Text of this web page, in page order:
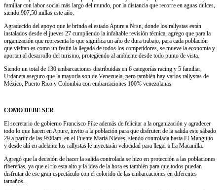
familiar con labor social más largo del mundo, por la distancia que recorre en aguas dulces,
siendo 907,50 millas este año.
Agradecido del apoyo que le brinda el estado Apure a Nrsn, donde los rallystas están
instalados desde el jueves 27 cumpliendo la infaltable revisión técnica, agrego que para la
organización que representa lo que significa un año de dura trabajo, para cada población
que visitan es como un festín la llegada de todos los competidores, se mueve la economía y
aportan al desarrollo del turismo, protegiendo al ambiente desde todo punto de vista.
Siendo un total de 130 embarcaciones distribuidas en 6 categorías racing y 5 familiar,
Urdaneta aseguro que la mayoría son de Venezuela, pero también hay varios rallystas de
México, Puerto Rico y Colombia con embarcaciones 100% venezolanas.
COMO DEBE SER
El secretario de gobierno Francisco Pike además de felicitar a la organización y agradecer
todo lo que hacen en Apure, invito a la población para que disfruten de la salida este sábado
29 a partir de las 9:00am. en el Puente María Nieves, siendo controlada hasta El Manguito
y desde ahí en adelante los rallystas le inyectarán velocidad para llegar a La Macanilla.
Agregó que la decisión de hacer la salida controlada se hizo en protección a las poblaciones
ribereñas, ya que el río esta alto y la idea de la hora es también para que todos puedan
disfrutar de ese gran espectáculo con el colorido de las embarcaciones en diferentes
tamaños.